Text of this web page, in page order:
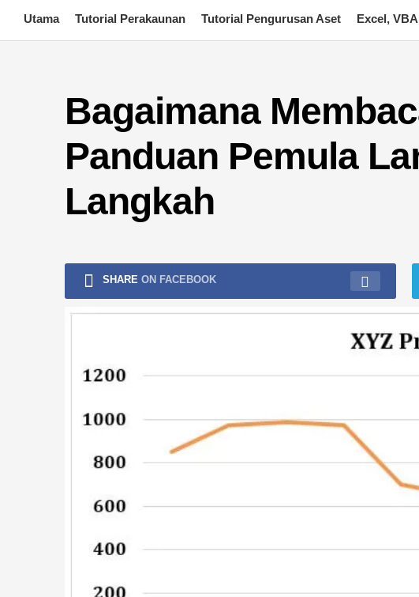
content
Utama Tutorial Perakaunan Tutorial Pengurusan Aset Excel,
Bagaimana
Panduan Pemula
Langkah
SHARE ON FACEBOOK